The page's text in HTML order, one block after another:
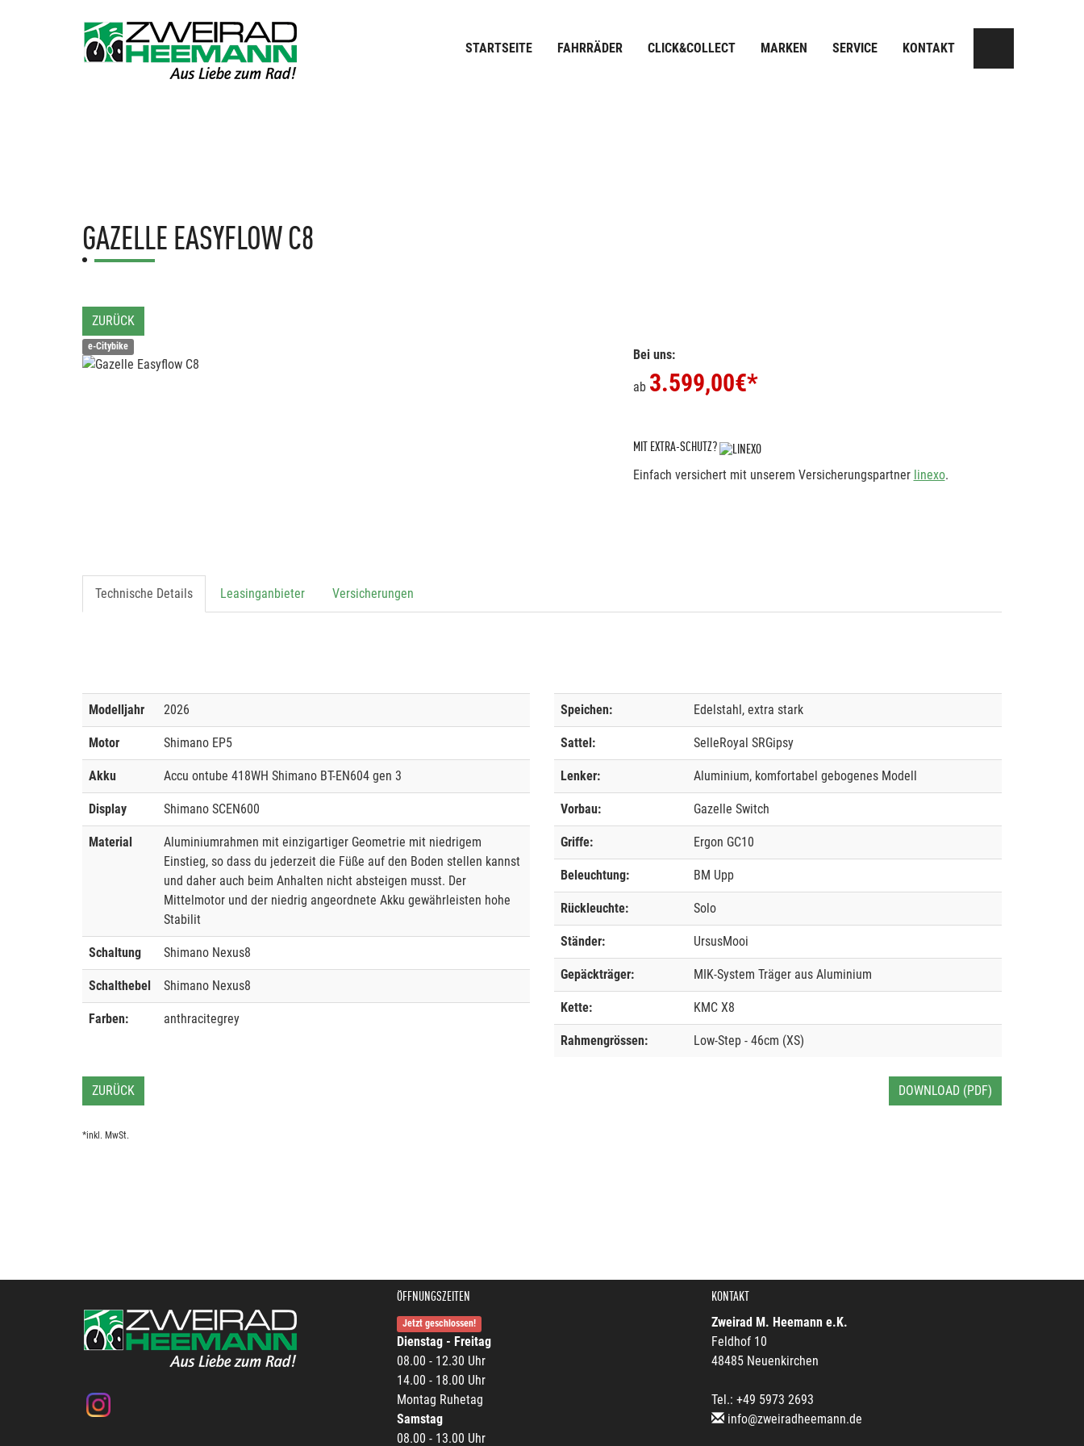
STARTSEITE FAHRRÄDER CLICK&COLLECT MARKEN SERVICE KONTAKT
GAZELLE EASYFLOW C8
ZURÜCK
e-Citybike
Bei uns:
ab 3.599,00€*
MIT EXTRA-SCHUTZ?
Einfach versichert mit unserem Versicherungspartner linexo.
Technische Details Leasinganbieter Versicherungen
Modelljahr 2026
Motor Shimano EP5
Akku Accu ontube 418WH Shimano BT-EN604 gen 3
Display Shimano SCEN600
Material
Aluminiumrahmen mit einzigartiger Geometrie mit niedrigem
Einstieg, so dass du jederzeit die Füße auf den Boden stellen kannst
und daher auch beim Anhalten nicht absteigen musst. Der
Mittelmotor und der niedrig angeordnete Akku gewährleisten hohe
Stabilit
Schaltung Shimano Nexus8
Schalthebel Shimano Nexus8
Farben: anthracitegrey
Speichen: Edelstahl, extra stark
Sattel: SelleRoyal SRGipsy
Lenker: Aluminium, komfortabel gebogenes Modell
Vorbau: Gazelle Switch
Griffe: Ergon GC10
Beleuchtung: BM Upp
Rückleuchte: Solo
Ständer: UrsusMooi
Gepäckträger: MIK-System Träger aus Aluminium
Kette: KMC X8
Rahmengrössen: Low-Step - 46cm (XS)
ZURÜCK DOWNLOAD (PDF)
*inkl. MwSt.
ÖFFNUNGSZEITEN
Jetzt geschlossen!
Dienstag - Freitag
08.00 - 12.30 Uhr
14.00 - 18.00 Uhr
Montag Ruhetag
Samstag
08.00 - 13.00 Uhr
KONTAKT
Zweirad M. Heemann e.K.
Feldhof 10
48485 Neuenkirchen
Tel.: +49 5973 2693
info@zweiradheemann.de